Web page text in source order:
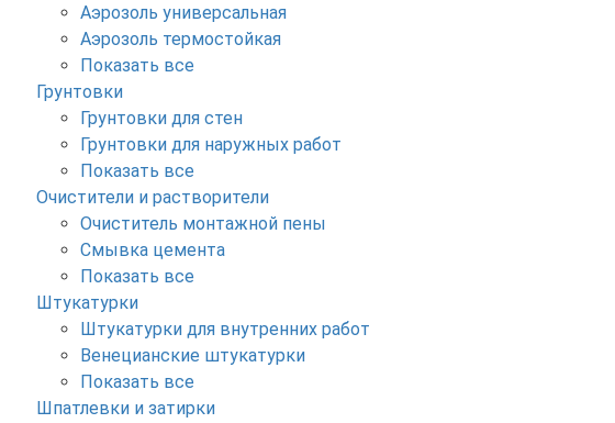
Аэрозоль универсальная
Аэрозоль термостойкая
Показать все
Грунтовки
Грунтовки для стен
Грунтовки для наружных работ
Показать все
Очистители и растворители
Очиститель монтажной пены
Смывка цемента
Показать все
Штукатурки
Штукатурки для внутренних работ
Венецианские штукатурки
Показать все
Шпатлевки и затирки